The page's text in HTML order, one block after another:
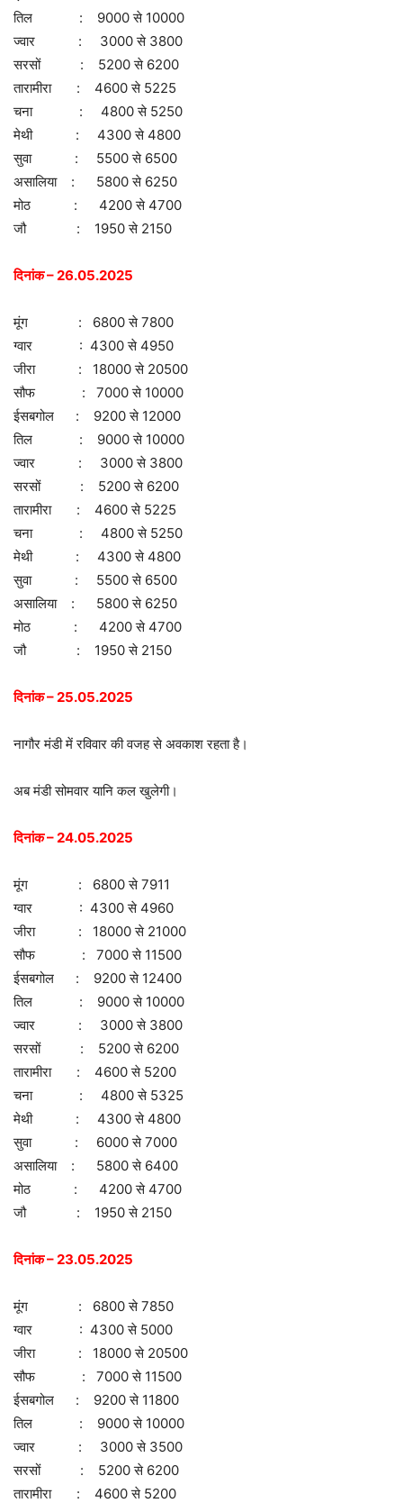
तिल : 9000 से 10000
ज्वार : 3000 से 3800
सरसों : 5200 से 6200
तारामीरा : 4600 से 5225
चना : 4800 से 5250
मेथी : 4300 से 4800
सुवा : 5500 से 6500
असालिया : 5800 से 6250
मोठ : 4200 से 4700
जौ : 1950 से 2150
दिनांक – 26.05.2025
मूंग : 6800 से 7800
ग्वार : 4300 से 4950
जीरा : 18000 से 20500
सौफ : 7000 से 10000
ईसबगोल : 9200 से 12000
तिल : 9000 से 10000
ज्वार : 3000 से 3800
सरसों : 5200 से 6200
तारामीरा : 4600 से 5225
चना : 4800 से 5250
मेथी : 4300 से 4800
सुवा : 5500 से 6500
असालिया : 5800 से 6250
मोठ : 4200 से 4700
जौ : 1950 से 2150
दिनांक – 25.05.2025
नागौर मंडी में रविवार की वजह से अवकाश रहता है।
अब मंडी सोमवार यानि कल खुलेगी।
दिनांक – 24.05.2025
मूंग : 6800 से 7911
ग्वार : 4300 से 4960
जीरा : 18000 से 21000
सौफ : 7000 से 11500
ईसबगोल : 9200 से 12400
तिल : 9000 से 10000
ज्वार : 3000 से 3800
सरसों : 5200 से 6200
तारामीरा : 4600 से 5200
चना : 4800 से 5325
मेथी : 4300 से 4800
सुवा : 6000 से 7000
असालिया : 5800 से 6400
मोठ : 4200 से 4700
जौ : 1950 से 2150
दिनांक – 23.05.2025
मूंग : 6800 से 7850
ग्वार : 4300 से 5000
जीरा : 18000 से 20500
सौफ : 7000 से 11500
ईसबगोल : 9200 से 11800
तिल : 9000 से 10000
ज्वार : 3000 से 3500
सरसों : 5200 से 6200
तारामीरा : 4600 से 5200